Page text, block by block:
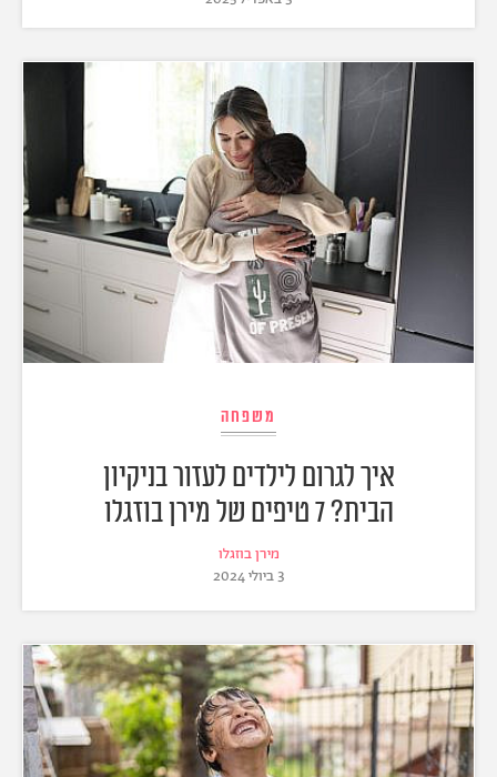
משפחה
איך לגרום לילדים לעזור בניקיון
הבית? 7 טיפים של מירן בוזגלו
מירן בוזגלו
3 ביולי 2024